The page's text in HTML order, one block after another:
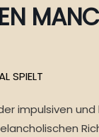
impulsiven